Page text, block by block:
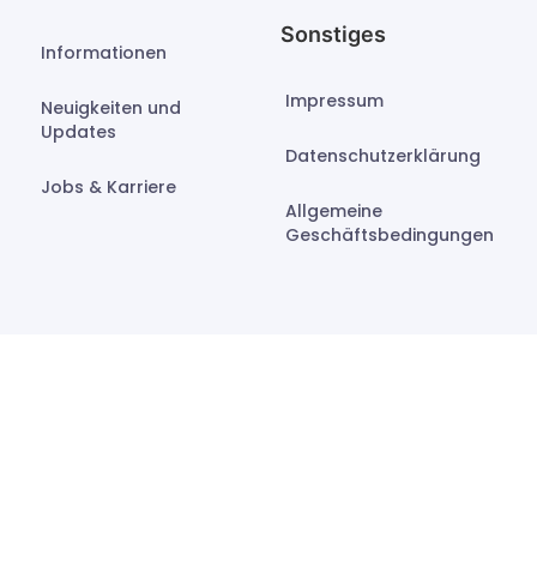
Informationen
Neuigkeiten und
Updates
Jobs & Karriere
Sonstiges
Impressum
Datenschutzerklärung
Allgemeine
Geschäftsbedingungen